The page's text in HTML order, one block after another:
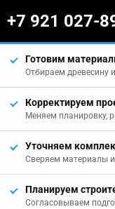
+7 921 027-
Готовим
Отбираем древесину
Корректируем
Меняем планировку,
Уточняем
Сверяем материалы и
Планируем
Согласовываем